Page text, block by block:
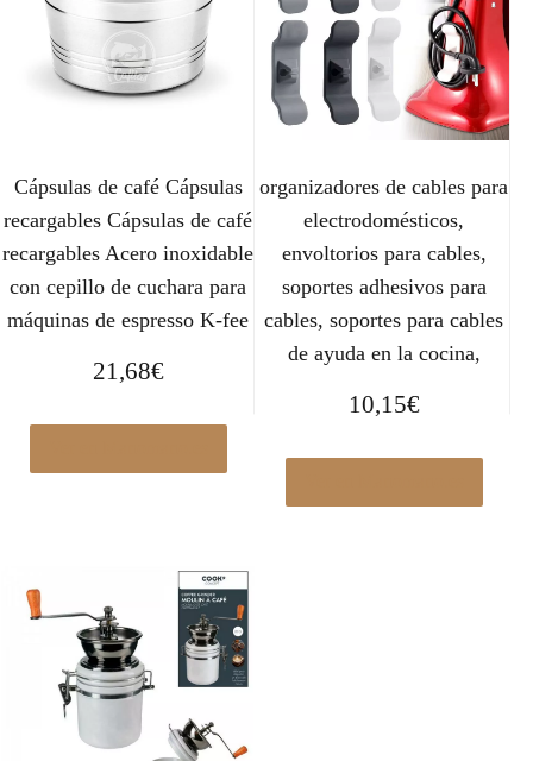
Cápsulas de café Cápsulas
recargables Cápsulas de café
recargables Acero inoxidable
con cepillo de cuchara para
máquinas de espresso K-fee
21,68€
organizadores de cables para
electrodomésticos,
envoltorios para cables,
soportes adhesivos para
cables, soportes para cables
de ayuda en la cocina,
10,15€